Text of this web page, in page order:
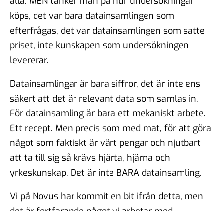
köps, det var bara datainsamlingen som
efterfrågas, det var datainsamlingen som satte
priset, inte kunskapen som undersökningen
levererar.
Datainsamlingar är bara siffror, det är inte ens
säkert att det är relevant data som samlas in.
För datainsamling är bara ett mekaniskt arbete.
Ett recept. Men precis som med mat, för att göra
något som faktiskt är värt pengar och njutbart
att ta till sig så krävs hjärta, hjärna och
yrkeskunskap. Det är inte BARA datainsamling.
Vi på Novus har kommit en bit ifrån detta, men